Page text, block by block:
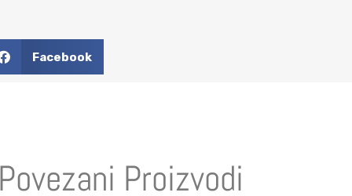
Facebook
Proizvodi